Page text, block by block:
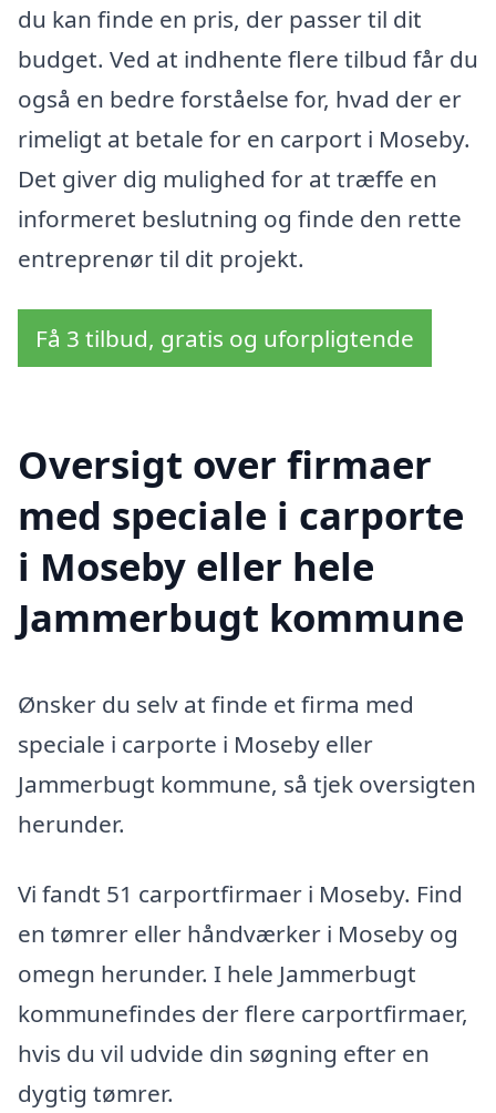
du kan finde en pris, der passer til dit
budget. Ved at indhente flere tilbud får du
også en bedre forståelse for, hvad der er
rimeligt at betale for en carport i Moseby.
Det giver dig mulighed for at træffe en
informeret beslutning og finde den rette
entreprenør til dit projekt.
Få 3 tilbud, gratis og uforpligtende
Oversigt over firmaer
med speciale i carporte
i Moseby eller hele
Jammerbugt kommune
Ønsker du selv at finde et firma med
speciale i carporte i Moseby eller
Jammerbugt kommune, så tjek oversigten
herunder.
Vi fandt 51 carportfirmaer i Moseby. Find
en tømrer eller håndværker i Moseby og
omegn herunder. I hele Jammerbugt
kommunefindes der flere carportfirmaer,
hvis du vil udvide din søgning efter en
dygtig tømrer.